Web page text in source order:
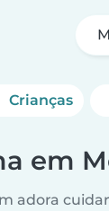
Crianças
em
adora